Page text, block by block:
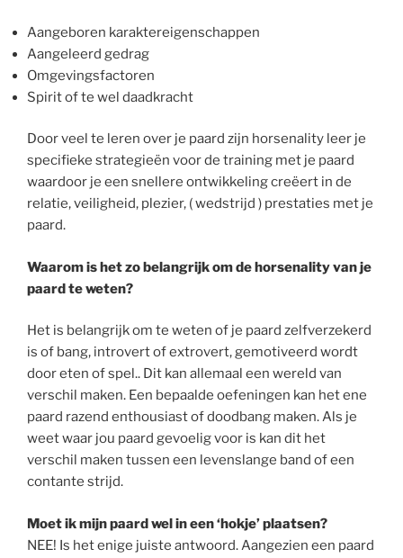
Aangeboren karaktereigenschappen
Aangeleerd gedrag
Omgevingsfactoren
Spirit of te wel daadkracht
Door veel te leren over je paard zijn horsenality leer je
specifieke strategieën voor de training met je paard
waardoor je een snellere ontwikkeling creëert in de
relatie, veiligheid, plezier, ( wedstrijd ) prestaties met je
paard.
Waarom is het zo belangrijk om de horsenality van je
paard te weten?
Het is belangrijk om te weten of je paard zelfverzekerd
is of bang, introvert of extrovert, gemotiveerd wordt
door eten of spel.. Dit kan allemaal een wereld van
verschil maken. Een bepaalde oefeningen kan het ene
paard razend enthousiast of doodbang maken. Als je
weet waar jou paard gevoelig voor is kan dit het
verschil maken tussen een levenslange band of een
contante strijd.
Moet ik mijn paard wel in een ‘hokje’ plaatsen?
NEE! Is het enige juiste antwoord. Aangezien een paard